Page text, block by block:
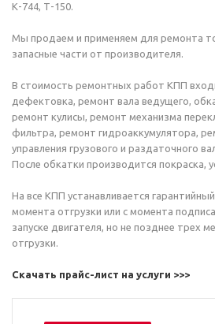
К-744, Т-150.
Мы продаем и применяем для ремонта
запасные части от производителя.
В стоимость ремонтных работ КПП
дефектовка, ремонт вала ведущего,
ремонт кулисы, ремонт механизма
фильтра, ремонт гидроаккумулятора,
управления грузового и раздаточного
После обкатки производится покраска,
На все КПП устанавливается
момента отгрузки или с момента
запуске двигателя, но не позднее трех
отгрузки.
Скачать прайс-лист на услуги >>>